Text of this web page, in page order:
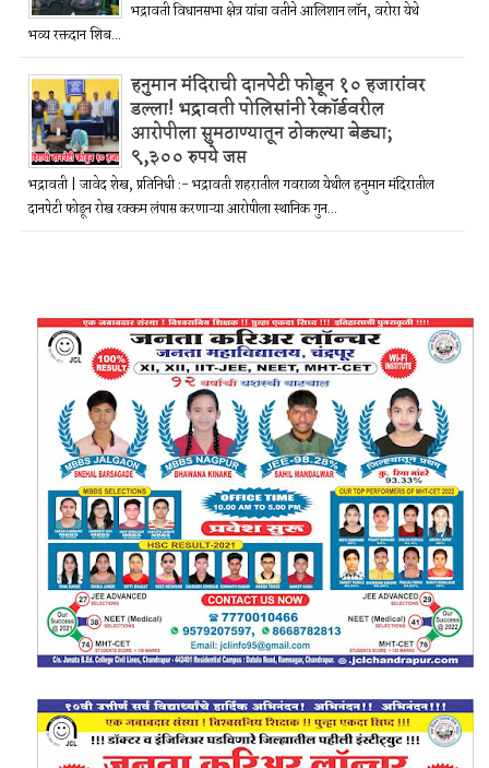
भद्रावती विधानसभा क्षेत्र यांचा वतीने आलिशान लॉन, वरोरा येथे
भव्य रक्तदान शिब...
हनुमान मंदिराची दानपेटी फोडून १० हजारांवर
डल्ला! भद्रावती पोलिसांनी रेकॉर्डवरील
आरोपीला सुमठाण्यातून ठोकल्या बेड्या;
९,३०० रुपये जप्त
भद्रावती | जावेद शेख, प्रतिनिधी :- भद्रावती शहरातील गवराळा येथील हनुमान मंदिरातील
दानपेटी फोडून रोख रक्कम लंपास करणाऱ्या आरोपीला स्थानिक गुन...